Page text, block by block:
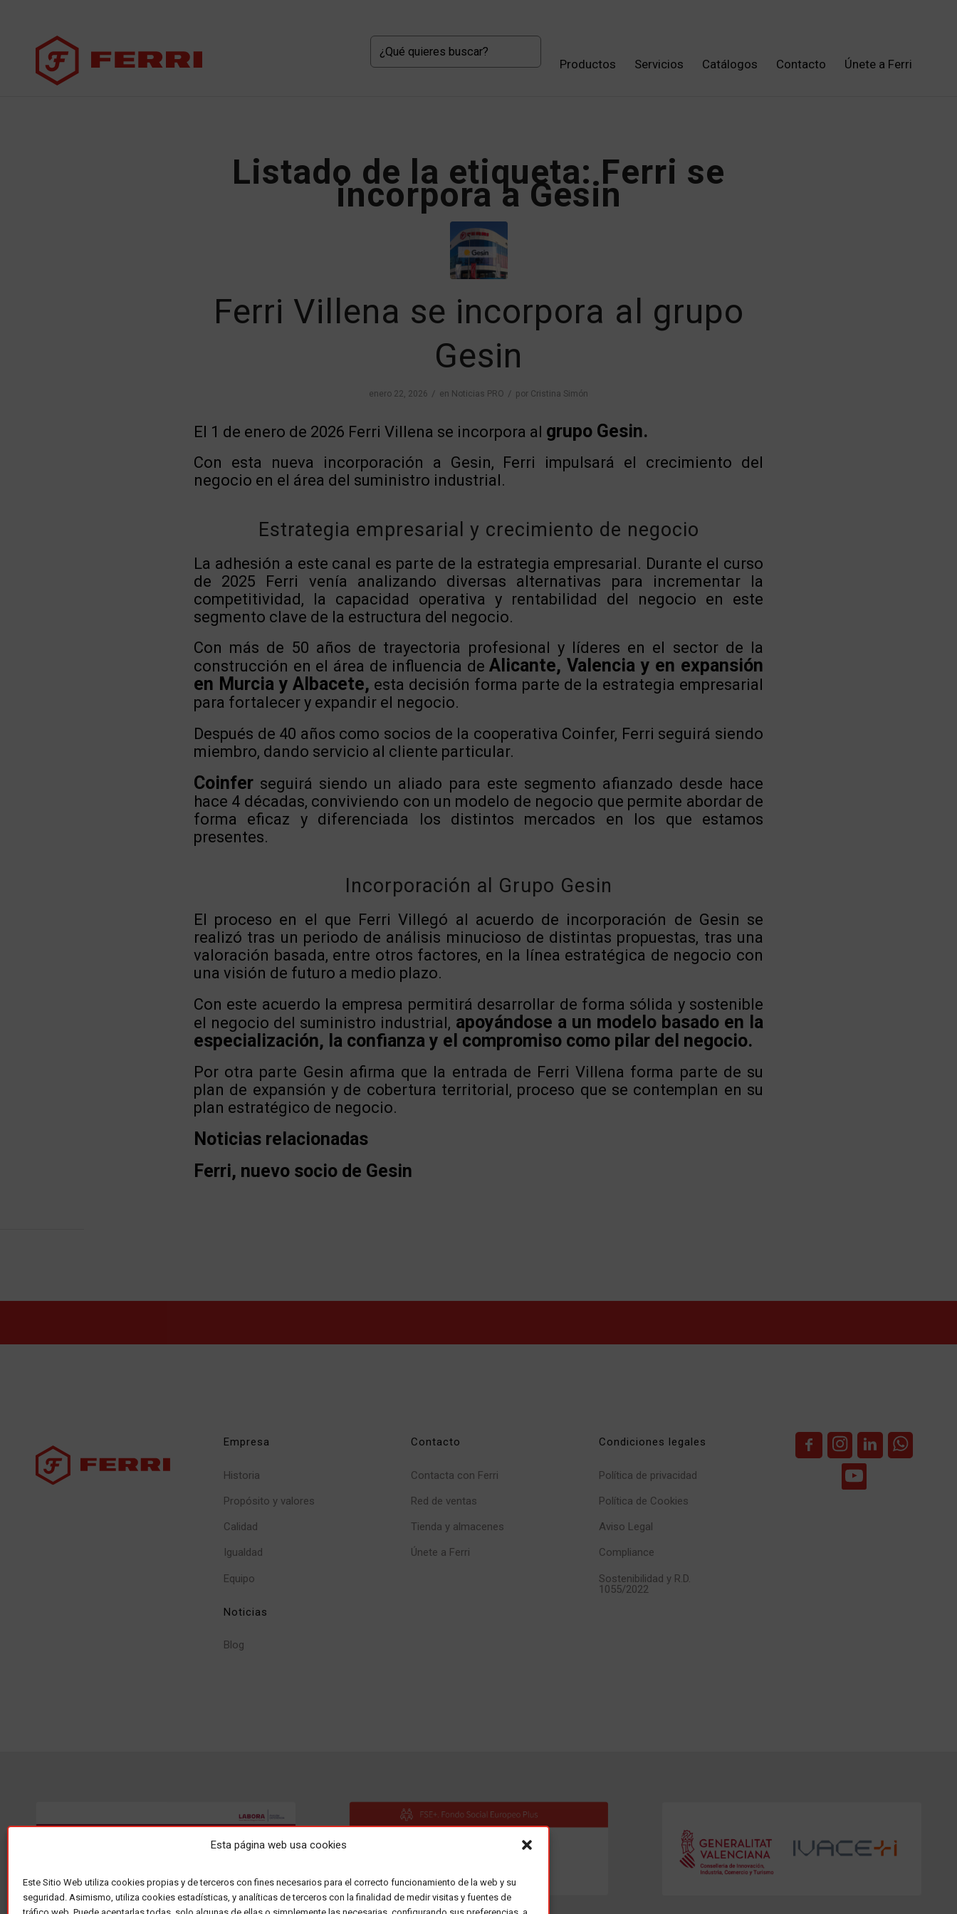
Esta página web usa cookies
Este Sitio Web utiliza cookies propias y de terceros con fines necesarios para el correcto funcionamiento de la web y su
seguridad. Asimismo, utiliza cookies estadísticas, y analíticas de terceros con la finalidad de medir visitas y fuentes de
Productos Servicios Catálogos Contacto Únete a Ferri
Listado de la etiqueta:Ferri se
incorpora a Gesin
Ferri Villena se incorpora al grupo
Gesin
enero 22, 2026 / en Noticias PRO / por Cristina Simón
El 1 de enero de 2026 Ferri Villena se incorpora al grupo Gesin.
Con esta nueva incorporación a Gesin, Ferri impulsará el crecimiento del
negocio en el área del suministro industrial.
Estrategia empresarial y crecimiento de negocio
La adhesión a este canal es parte de la estrategia empresarial. Durante el curso
de 2025 Ferri venía analizando diversas alternativas para incrementar la
competitividad, la capacidad operativa y rentabilidad del negocio en este
segmento clave de la estructura del negocio.
Con más de 50 años de trayectoria profesional y líderes en el sector de la
construcción en el área de influencia deAlicante, Valencia y en expansión
en Murcia y Albacete, esta decisión forma parte de la estrategia empresarial
para fortalecer y expandir el negocio.
Después de 40 años como socios de la cooperativa Coinfer, Ferri seguirá siendo
miembro, dando servicio al cliente particular.
Coinfer seguirá siendo un aliado para este segmento afianzado desde hace
hace 4 décadas, conviviendo con un modelo de negocio que permite abordar de
forma eficaz y diferenciada los distintos mercados en los que estamos
presentes.
Incorporación al Grupo Gesin
El proceso en el que Ferri Villegó al acuerdo de incorporación de Gesin se
realizó tras un periodo de análisis minucioso de distintas propuestas, tras una
valoración basada, entre otros factores, en la línea estratégica de negocio con
una visión de futuro a medio plazo.
Con este acuerdo la empresa permitirá desarrollar de forma sólida y sostenible
el negocio del suministro industrial, apoyándose a un modelo basado en la
especialización, la confianza y el compromiso como pilar del negocio.
Por otra parte Gesin afirma que la entrada de Ferri Villena forma parte de su
plan de expansión y de cobertura territorial, proceso que se contemplan en su
plan estratégico de negocio.
Noticias relacionadas
Ferri, nuevo socio de Gesin
Empresa
Historia
Propósito y valores
Calidad
Igualdad
Equipo
Noticias
Blog
Contacto
Contacta con Ferri
Red de ventas
Tienda y almacenes
Únete a Ferri
Condiciones legales
Política de privacidad
Política de Cookies
Aviso Legal
Compliance
Sostenibilidad y R.D.
1055/2022